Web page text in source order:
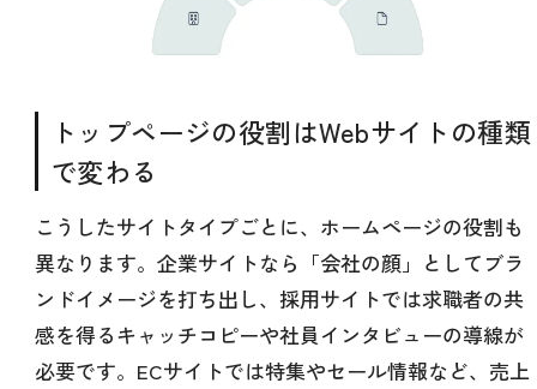
トップページの役割はWebサイトの種類
で変わる
こうしたサイトタイプごとに、ホームページの役割も
異なります。企業サイトなら「会社の顔」としてブラ
ンドイメージを打ち出し、採用サイトでは求職者の共
感を得るキャッチコピーや社員インタビューの導線が
必要です。ECサイトでは特集やセール情報など、売上